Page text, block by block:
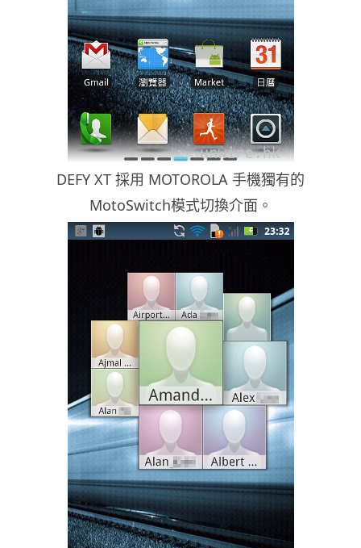
DEFY XT 採用 MOTOROLA 手機獨有的
MotoSwitch模式切換介面。